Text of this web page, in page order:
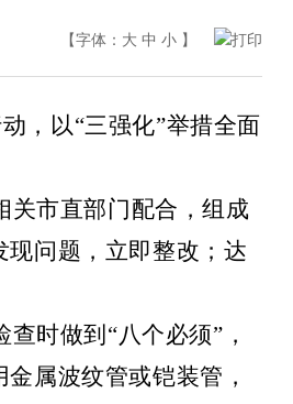
【字体： 大 中 小 】 打印
，以“三强化”举措全面
关市直部门配合，组成
问题，立即整改；达
时做到“八个必须”，
属波纹管或铠装管，